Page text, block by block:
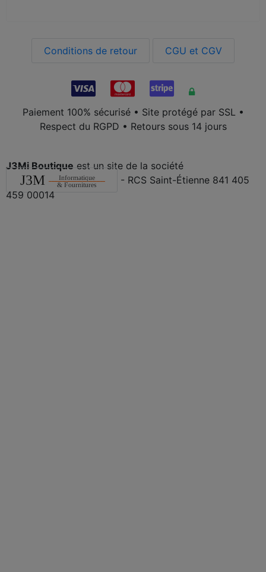
Conditions de retour CGU et CGV
Paiement 100% sécurisé • Site protégé par SSL •
Respect du RGPD • Retours sous 14 jours
J3Mi Boutique est un site de la société
- RCS Saint-Étienne 841 405
459 00014